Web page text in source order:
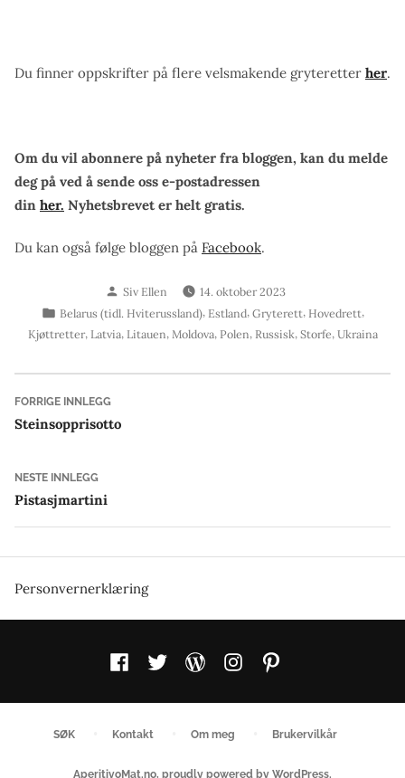
Du finner oppskrifter på flere velsmakende gryteretter her.
Om du vil abonnere på nyheter fra bloggen, kan du melde
deg på ved å sende oss e-postadressen
din her. Nyhetsbrevet er helt gratis.
Du kan også følge bloggen på Facebook.
Skrevet
av
Siv Ellen
14. oktober 2023
Publisert
i
Belarus (tidl. Hviterussland), Estland, Gryterett, Hovedrett,
Kjøttretter, Latvia, Litauen, Moldova, Polen, Russisk, Storfe, Ukraina
Innleggsnavigasjon
FORRIGE INNLEGGForrige
innlegg:
Steinsopprisotto
NESTE INNLEGGNeste
innlegg:
Pistasjmartini
Personvernerklæring
FacebookTwitter WordPressInstagramPinterest
SØK Kontakt Om meg Brukervilkår
AperitivoMat.no, proudly powered by WordPress.